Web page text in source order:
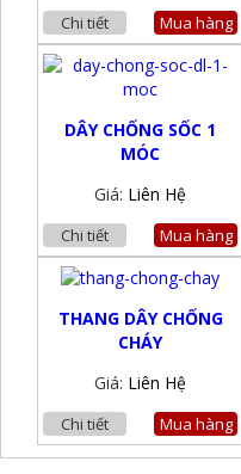
Chi tiết Mua hàng
DÂY CHỐNG SỐC 1
MÓC
Giá: Liên Hệ
Chi tiết Mua hàng
THANG DÂY CHỐNG
CHÁY
Giá: Liên Hệ
Chi tiết Mua hàng